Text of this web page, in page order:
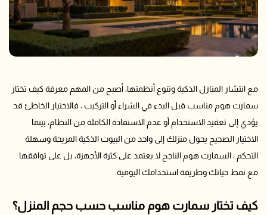
مع انتشار المنازل الذكية وتنوع أنظمتها، أصبح من المهم معرفة كيف تختار
سمارت هوم مناسب قبل البدء في الشراء أو التركيب ، فالاختيار الخاطئ قد
يؤدي إلى تعقيد الاستخدام أو عدم الاستفادة الكاملة من النظام، بينما
الاختيار الصحيح يحول منزلك إلى واحد من البيوت الذكية المريحة وسهلة
التحكم ، السمارت هوم الناجح لا يعتمد على كثرة الأجهزة، بل على توافقها
مع نمط حياتك وطريقة استخدامك اليومية.
كيف تختار سمارت هوم مناسب حسب حجم المنزل؟